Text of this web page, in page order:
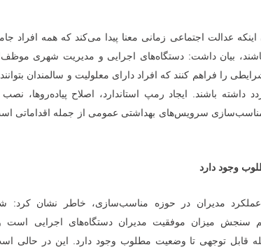
عدالت اجتماعی زمانی معنا پیدا می‌کند که همه افراد
بیان داشت: دستگاه‌های اجرایی و مدیریت شهری
را فراهم کنند که افراد دارای معلولیت و سالمندان
باشند. ایجاد رمپ استاندارد، اصلاح پیاده‌روها، نصب
مناسب‌سازی سرویس‌های بهداشتی عمومی از جمله اقداماتی
وجود دارد
عملکرد مدیران در حوزه مناسب‌سازی، خاطر نشان کرد:
سنجش میزان موفقیت مدیران دستگاه‌های اجرایی است
قابل توجهی تا وضعیت مطلوب وجود دارد. این در حالی